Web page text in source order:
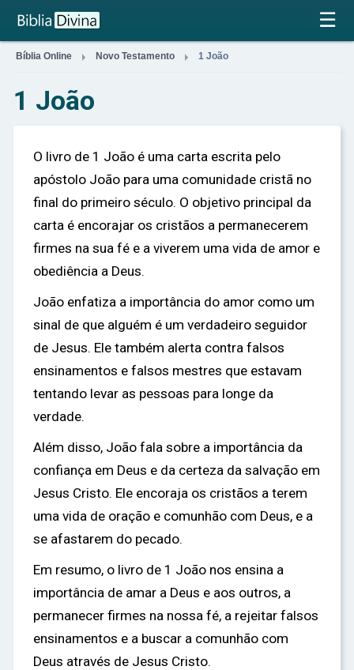
×
☰
Bíblia Online  Novo Testamento  1 João
1 João
O livro de 1 João é uma carta escrita pelo
apóstolo João para uma comunidade cristã no
final do primeiro século. O objetivo principal da
carta é encorajar os cristãos a permanecerem
firmes na sua fé e a viverem uma vida de amor e
obediência a Deus.
João enfatiza a importância do amor como um
sinal de que alguém é um verdadeiro seguidor
de Jesus. Ele também alerta contra falsos
ensinamentos e falsos mestres que estavam
tentando levar as pessoas para longe da
verdade.
Além disso, João fala sobre a importância da
confiança em Deus e da certeza da salvação em
Jesus Cristo. Ele encoraja os cristãos a terem
uma vida de oração e comunhão com Deus, e a
se afastarem do pecado.
Em resumo, o livro de 1 João nos ensina a
importância de amar a Deus e aos outros, a
permanecer firmes na nossa fé, a rejeitar falsos
ensinamentos e a buscar a comunhão com
Deus através de Jesus Cristo.